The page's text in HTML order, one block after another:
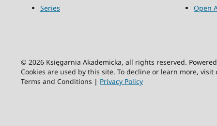
Series
Open
© 2026 Księgarnia Akademicka, all rights reserved.
Cookies are used by this site. To decline or learn more,
Terms and Conditions | Privacy Policy